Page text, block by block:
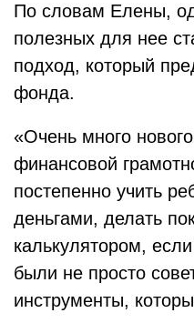
По словам Елены,
полезных для нее
подход, который
фонда.
«Очень много
финансовой
постепенно учить
деньгами, делать
калькулятором,
были не просто
инструменты,